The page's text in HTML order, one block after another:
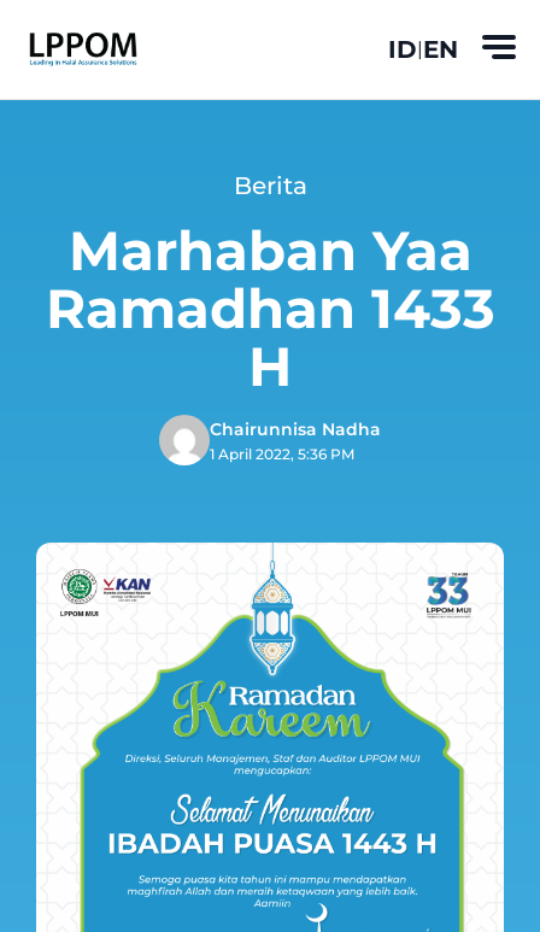
ID|EN
Berita
Marhaban Yaa
Ramadhan 1433
H
Chairunnisa Nadha
1 April 2022, 5:36 PM